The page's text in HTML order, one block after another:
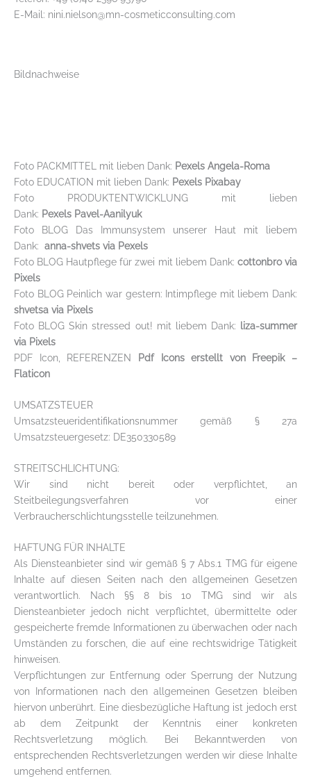
E-Mail: nini.nielson@mn-cosmeticconsulting.com
Bildnachweise
Foto PACKMITTEL mit lieben Dank: Pexels Angela-Roma
Foto EDUCATION mit lieben Dank: Pexels Pixabay
Foto PRODUKTENTWICKLUNG mit lieben
Dank: Pexels Pavel-Aanilyuk
Foto BLOG Das Immunsystem unserer Haut mit liebem
Dank: anna-shvets via Pexels
Foto BLOG Hautpflege für zwei mit liebem Dank: cottonbro via
Pixels
Foto BLOG Peinlich war gestern: Intimpflege mit liebem Dank:
shvetsa via Pixels
Foto BLOG Skin stressed out! mit liebem Dank: liza-summer
via Pixels
PDF Icon, REFERENZEN
Pdf Icons erstellt von Freepik –
Flaticon
UMSATZSTEUER
Umsatzsteueridentifikationsnummer gemäß § 27a
Umsatzsteuergesetz: DE350330589
STREITSCHLICHTUNG:
Wir sind nicht bereit oder verpflichtet, an
Steitbeilegungsverfahren vor einer
Verbraucherschlichtungsstelle teilzunehmen.
HAFTUNG FÜR INHALTE
Als Diensteanbieter sind wir gemäß § 7 Abs.1 TMG für eigene
Inhalte auf diesen Seiten nach den allgemeinen Gesetzen
verantwortlich. Nach §§ 8 bis 10 TMG sind wir als
Diensteanbieter jedoch nicht verpflichtet, übermittelte oder
gespeicherte fremde Informationen zu überwachen oder nach
Umständen zu forschen, die auf eine rechtswidrige Tätigkeit
hinweisen.
Verpflichtungen zur Entfernung oder Sperrung der Nutzung
von Informationen nach den allgemeinen Gesetzen bleiben
hiervon unberührt. Eine diesbezügliche Haftung ist jedoch erst
ab dem Zeitpunkt der Kenntnis einer konkreten
Rechtsverletzung möglich. Bei Bekanntwerden von
entsprechenden Rechtsverletzungen werden wir diese Inhalte
umgehend entfernen.